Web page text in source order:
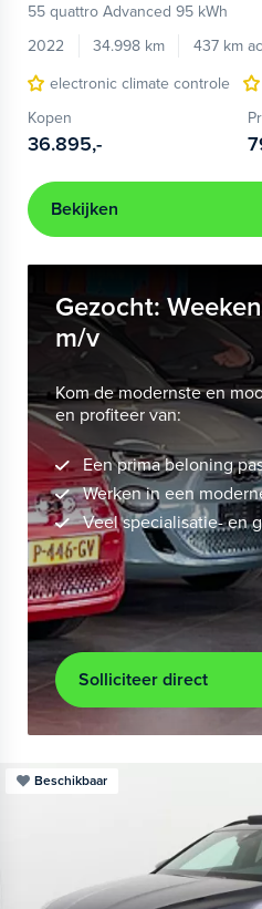
55 quattro Advanced 95 kWh
2022
34.998 km 437 km
electronic climate controle
Kopen
36.895,-
Bekijken
Gezocht:
m/v
Kom de modernste en
en profiteer van:
Een prima beloning
Werken in een
Veel specialisatie- en
Solliciteer direct
Beschikbaar